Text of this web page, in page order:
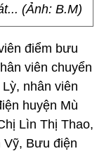
(Ảnh: B.M)
điểm bưu
viên chuyển
nhân viên
huyện Mù
Lìn Thị Thao,
Vỹ, Bưu điện